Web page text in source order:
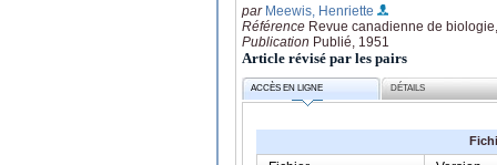
par Meewis, Henriette
Référence Revue canadienne de
Publication Publié, 1951
Article révisé par les pairs
ACCÈS EN LIGNE DÉTAILS